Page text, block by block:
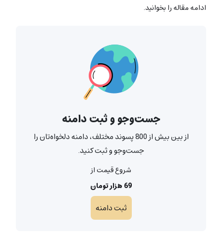
ادامه مقاله را بخوانید.
جست‌و‌جو و ثبت دامنه
از بین بیش از 800 پسوند مختلف، دامنه دلخواه‌تان را
جست‌و‌جو و ثبت کنید.
شروع قیمت از
69 هزار تومان
ثبت دامنه